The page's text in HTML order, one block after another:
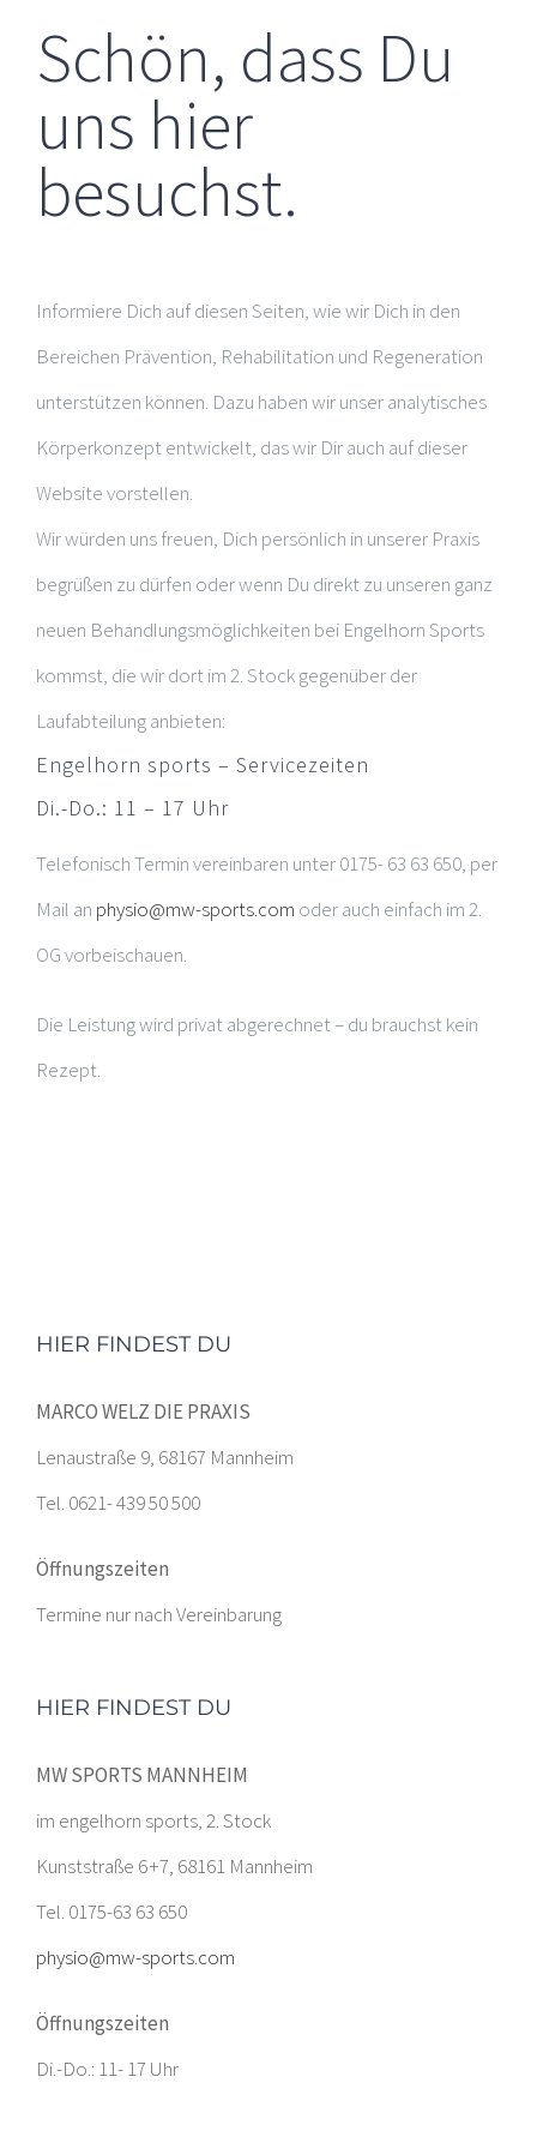
Schön, dass Du
uns hier
besuchst.
Informiere Dich auf diesen Seiten, wie wir Dich in den
Bereichen Prävention, Rehabilitation und Regeneration
unterstützen können. Dazu haben wir unser analytisches
Körperkonzept entwickelt, das wir Dir auch auf dieser
Website vorstellen.
Wir würden uns freuen, Dich persönlich in unserer Praxis
begrüßen zu dürfen oder wenn Du direkt zu unseren ganz
neuen Behandlungsmöglichkeiten bei Engelhorn Sports
kommst, die wir dort im 2. Stock gegenüber der
Laufabteilung anbieten:
Engelhorn sports – Servicezeiten
Di.-Do.: 11 – 17 Uhr
Telefonisch Termin vereinbaren unter 0175- 63 63 650, per
Mail an physio@mw-sports.com oder auch einfach im 2.
OG vorbeischauen.
Die Leistung wird privat abgerechnet – du brauchst kein
Rezept.
HIER FINDEST DU
MARCO WELZ DIE PRAXIS
Lenaustraße 9, 68167 Mannheim
Tel. 0621- 439 50 500
Öffnungszeiten
Termine nur nach Vereinbarung
HIER FINDEST DU
MW SPORTS MANNHEIM
im engelhorn sports, 2. Stock
Kunststraße 6 +7, 68161 Mannheim
Tel. 0175-63 63 650
physio@mw-sports.com
Öffnungszeiten
Di.-Do.: 11- 17 Uhr